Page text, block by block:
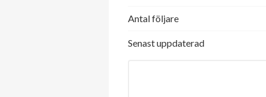
Antal följare
Senast uppdaterad